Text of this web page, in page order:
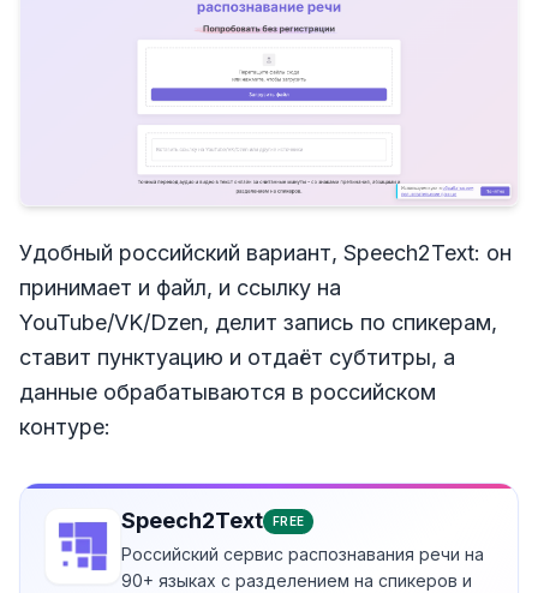
Удобный российский вариант, Speech2Text: он
принимает и файл, и ссылку на
YouTube/VK/Dzen, делит запись по спикерам,
ставит пунктуацию и отдаёт субтитры, а
данные обрабатываются в российском
контуре:
Speech2Text FREE
Российский сервис распознавания речи на
90+ языках с разделением на спикеров и